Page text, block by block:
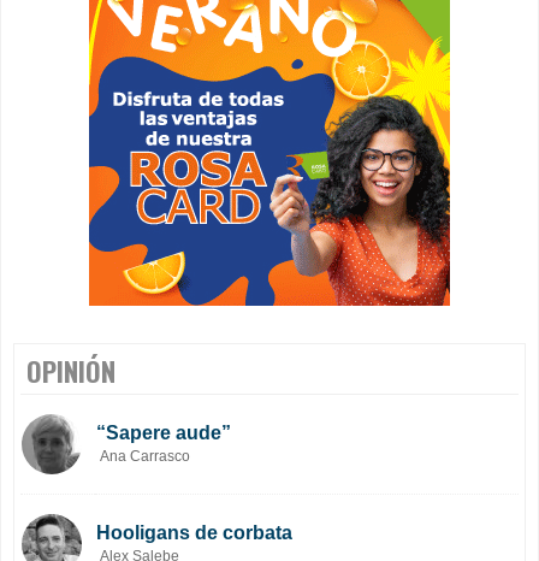
OPINIÓN
“Sapere aude”
Ana Carrasco
Hooligans de corbata
Alex Salebe